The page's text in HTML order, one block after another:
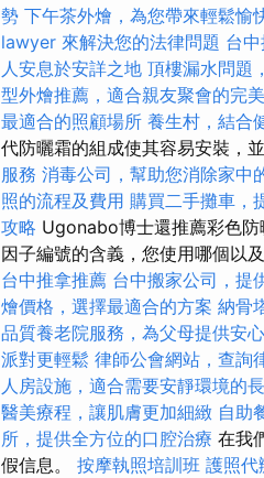
勢 下午茶外燴，為您帶來輕鬆愉
lawyer 來解決您的法律問題 台
人安息於安詳之地 頂樓漏水問題
型外燴推薦，適合親友聚會的完
最適合的照顧場所 養生村，結合
代防曬霜的組成使其容易安裝，
服務 消毒公司，幫助您消除家中
照的流程及費用 購買二手攤車，
攻略 Ugonabo博士還推薦彩色防
因子編號的含義，您使用哪個以
台中推拿推薦 台中搬家公司，提
燴價格，選擇最適合的方案 納骨
品質養老院服務，為父母提供安
派對更輕鬆 律師公會網站，查詢
人房設施，適合需要安靜環境的
醫美療程，讓肌膚更加細緻 自助
所，提供全方位的口腔治療 在我
假信息。 按摩執照培訓班 護照代